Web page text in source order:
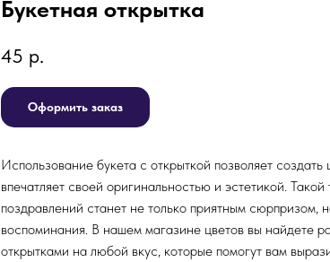
Букетная открытка
45 р.
Оформить заказ
Использование букета с открыткой позволяет
впечатляет своей оригинальностью и эстетикой.
поздравлений станет не только приятным сюрпризом,
воспоминания. В нашем магазине цветов вы найдете
открытками на любой вкус, которые помогут вам